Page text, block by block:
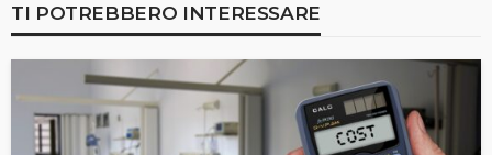
TI POTREBBERO INTERESSARE